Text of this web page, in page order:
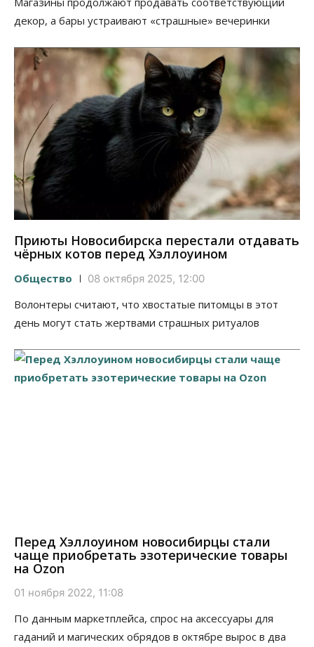
декор, а бары устраивают «страшные» вечеринки
Приюты Новосибирска перестали отдавать
чёрных котов перед Хэллоуином
Общество 08 октября 2025, 12:00
Волонтеры считают, что хвостатые питомцы в этот
день могут стать жертвами страшных ритуалов
Перед Хэллоуином новосибирцы стали
чаще приобретать эзотерические товары
на Ozon
01 ноября 2022, 11:08
По данным маркетплейса, спрос на аксессуары для
гаданий и магических обрядов в октябре вырос в два